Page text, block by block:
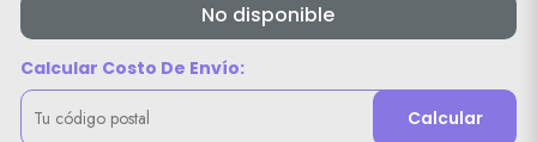
No disponible
Calcular Costo De Envío:
Calcular